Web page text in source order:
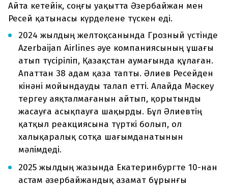
Айта кетейік, соңғы уақытта Әзербайжан мен
Ресей қатынасы күрделене түскен еді.
2024 жылдың желтоқсанында Грозный үстінде
Azerbaijan Airlines әуе компаниясының ұшағы
атып түсіріліп, Қазақстан аумағында құлаған.
Апаттан 38 адам қаза тапты. Әлиев Ресейден
кінәні мойындауды талап етті. Алайда Мәскеу
тергеу аяқталмағанын айтып, қорытынды
жасауға асықпауға шақырды. Бұл Әлиевтің
қатқыл реакциясына түрткі болып, ол
халықаралық сотқа шағымданатынын
мәлімдеді.
2025 жылдың жазында Екатеринбургте 10-нан
астам әзербайжандық азамат бұрынғы